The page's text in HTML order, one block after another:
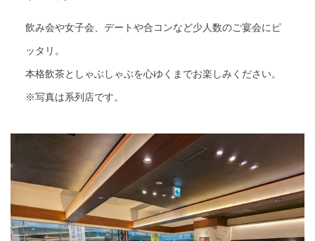
飲み会や女子会、デートや合コンなど少人数のご宴会にピ
ッタリ。
本格飲茶としゃぶしゃぶを心ゆくまでお楽しみください。
※写真は系列店です。